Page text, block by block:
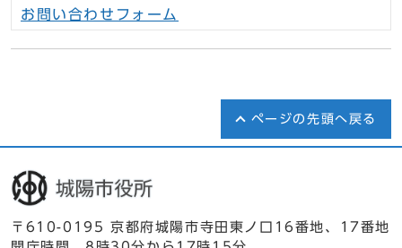
お問い合わせフォーム
ページの先頭へ戻る
〒610-0195 京都府城陽市寺田東ノ口16番地、17番地